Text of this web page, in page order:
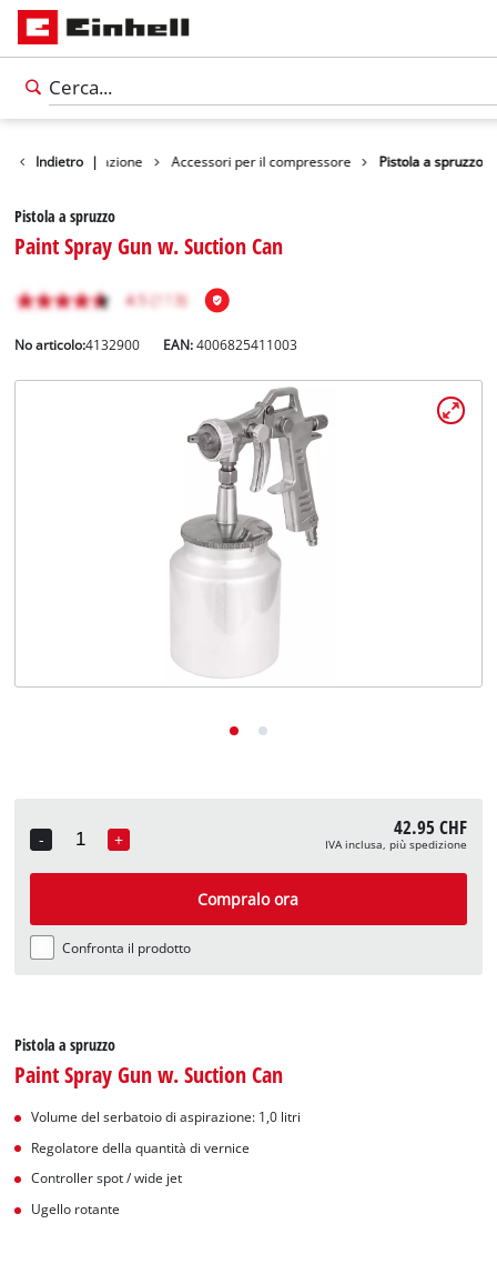
Indietro |
strumentazione Accessori per il compressore Pistola a spruzzo
Pistola a spruzzo
Paint Spray Gun w. Suction Can
No articolo:4132900 EAN:4006825411003
-
Quantity
+ 42.95 CHF
IVA inclusa, più spedizione
Compralo ora
Confronta il prodotto
Pistola a spruzzo
Paint Spray Gun w. Suction Can
Volume del serbatoio di aspirazione: 1,0 litri
Regolatore della quantità di vernice
Controller spot / wide jet
Ugello rotante